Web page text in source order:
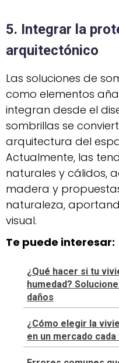
5. Integrar la
arquitectónico
Las soluciones de
como elementos
integran desde el
sombrillas se
arquitectura del
Actualmente, las
naturales y cálidos,
madera y
naturaleza,
visual.
Te puede interesar:
¿Qué hacer si tu
humedad?
daños
¿Cómo elegir la
en un mercado